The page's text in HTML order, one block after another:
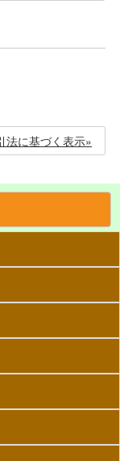
法に基づく表示»